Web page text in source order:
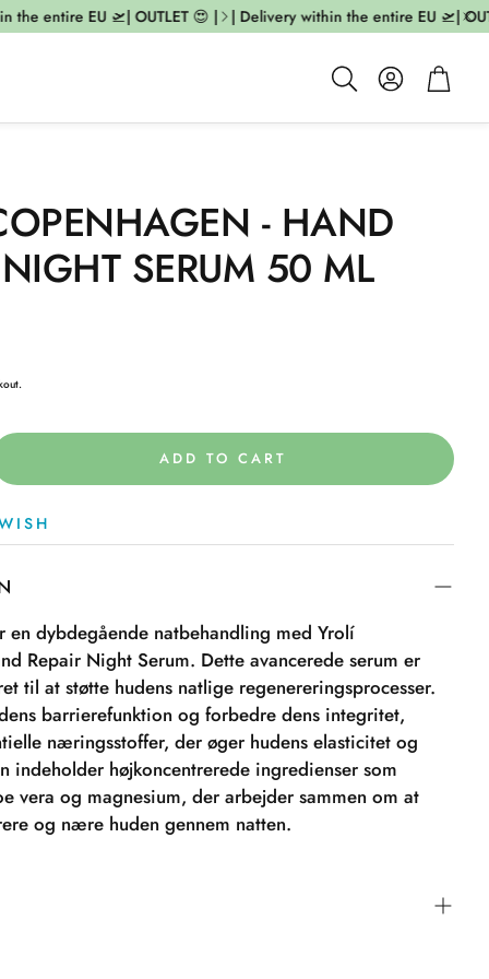
entire EU 🛫| OUTLET 😍 | | Delivery within the entire EU 🛫|
Search
AccountCart
- HAND
SERUM 50 ML
ADD TO CART
dybdegående natbehandling med Yrolí
Repair Night Serum. Dette avancerede serum er
til at støtte hudens natlige regenereringsprocesser.
barrierefunktion og forbedre dens integritet,
næringsstoffer, der øger hudens elasticitet og
indeholder højkoncentrerede ingredienser som
vera og magnesium, der arbejder sammen om at
og nære huden gennem natten.